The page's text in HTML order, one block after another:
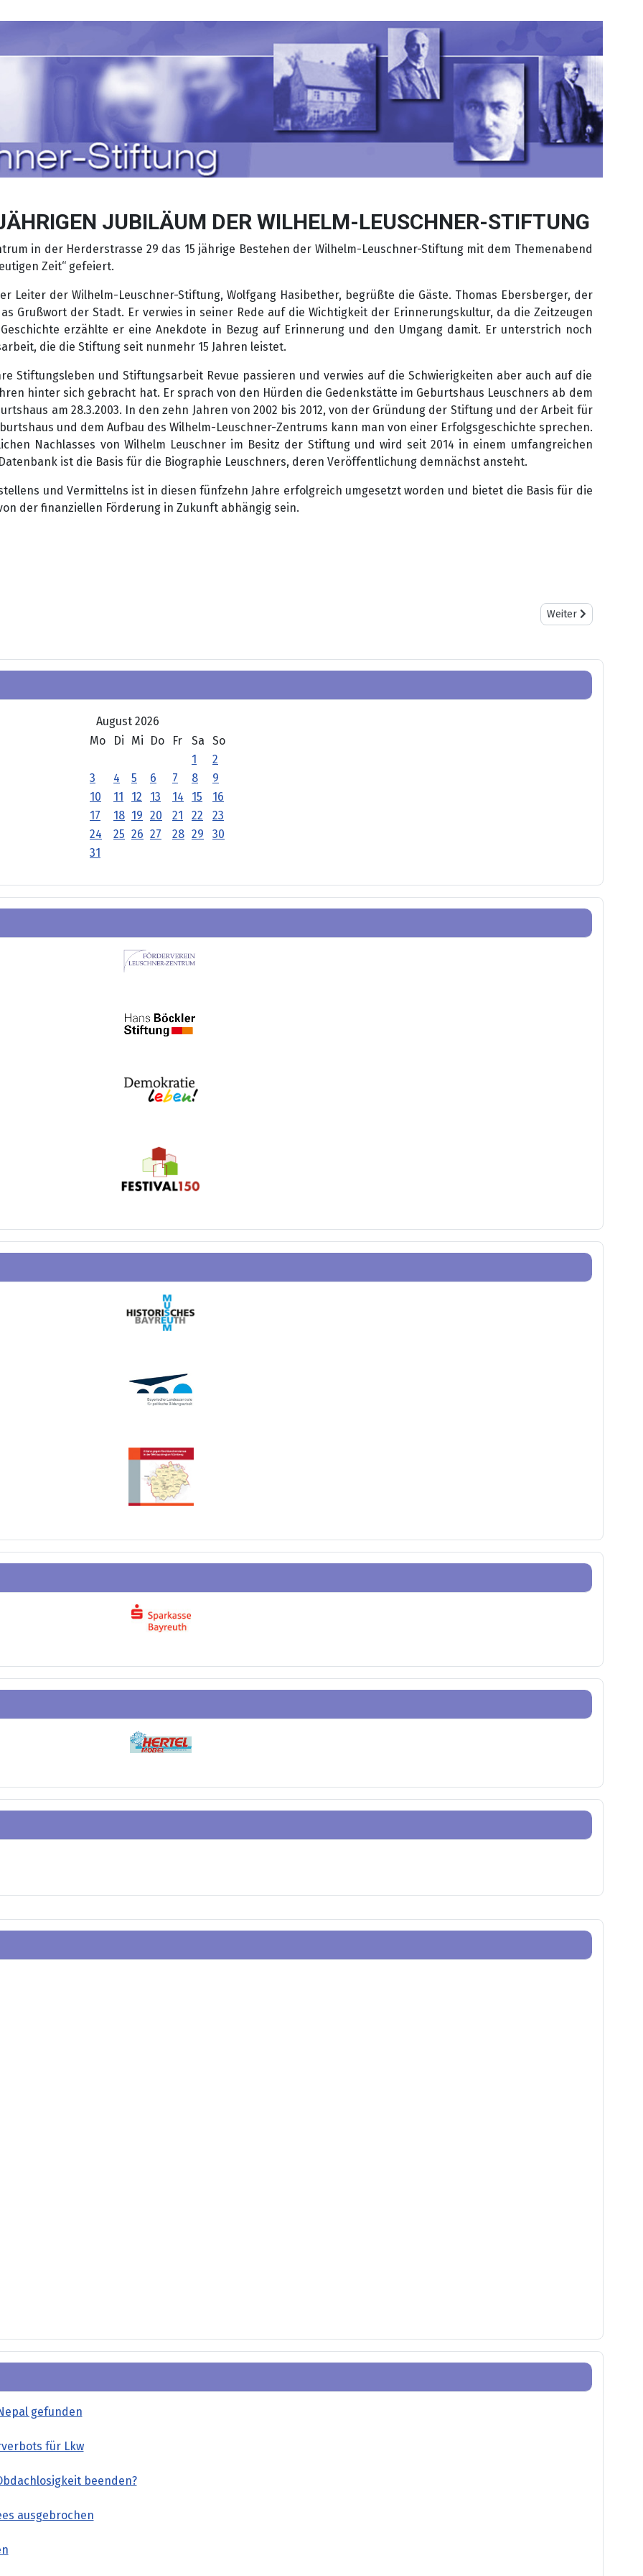
gefunden
für Lkw
beenden?
ausgebrochen
JUBILÄUM DER WILHELM-LEUSCHNER-STIFTUNG
in der Herderstrasse 29 das 15 jährige Bestehen der Wilhelm-Leuschner-Stiftung mit dem Themenabend
Zeit“ gefeiert.
Leiter der Wilhelm-Leuschner-Stiftung, Wolfgang Hasibether, begrüßte die Gäste. Thomas Ebersberger, der
Grußwort der Stadt. Er verwies in seiner Rede auf die Wichtigkeit der Erinnerungskultur, da die Zeitzeugen
erzählte er eine Anekdote in Bezug auf Erinnerung und den Umgang damit. Er unterstrich noch
die die Stiftung seit nunmehr 15 Jahren leistet.
Stiftungsleben und Stiftungsarbeit Revue passieren und verwies auf die Schwierigkeiten aber auch auf die
hinter sich gebracht hat. Er sprach von den Hürden die Gedenkstätte im Geburtshaus Leuschners ab dem
am 28.3.2003. In den zehn Jahren von 2002 bis 2012, von der Gründung der Stiftung und der Arbeit für
und dem Aufbau des Wilhelm-Leuschner-Zentrums kann man von einer Erfolgsgeschichte sprechen.
Nachlasses von Wilhelm Leuschner im Besitz der Stiftung und wird seit 2014 in einem umfangreichen
ist die Basis für die Biographie Leuschners, deren Veröffentlichung demnächst ansteht.
und Vermittelns ist in diesen fünfzehn Jahre erfolgreich umgesetzt worden und bietet die Basis für die
der finanziellen Förderung in Zukunft abhängig sein.
STÄDTISCHEN WILHELM-LEUSCHNER-GEDENKSTÄTTE Nächster Beitrag:
Weiter
August 2026
Mo
Di Mi Do Fr Sa
So
1
2
3
4 5 6 7 8
9
10
11 12 13 14 15
16
17
18 19 20 21 22
23
24
25 26 27 28 29
30
31